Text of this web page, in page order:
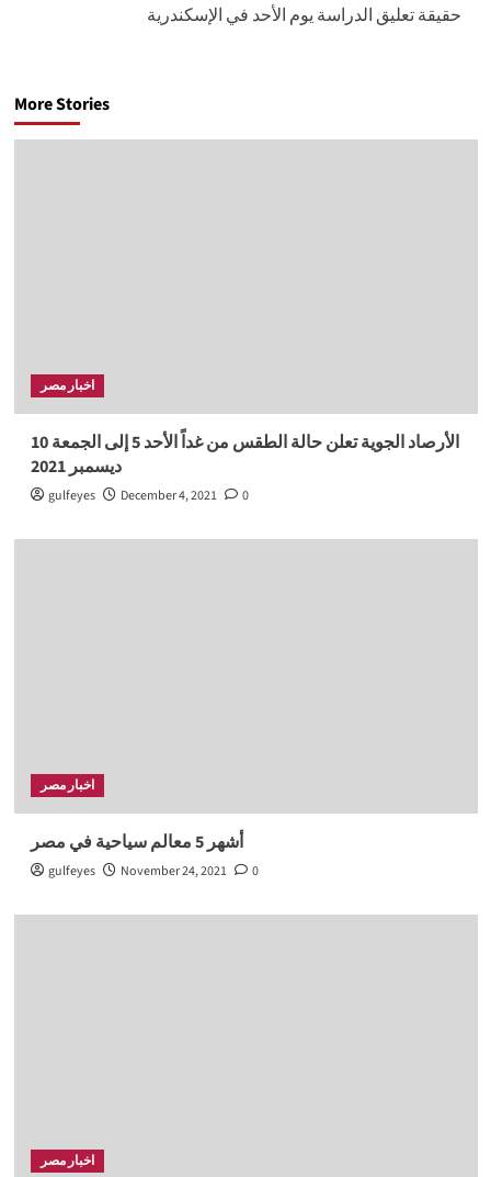
حقيقة تعليق الدراسة يوم الأحد في الإسكندرية
More Stories
اخبار مصر
الأرصاد الجوية تعلن حالة الطقس من غداً الأحد 5 إلى الجمعة 10
ديسمبر 2021
gulfeyes December 4, 2021 0
اخبار مصر
أشهر 5 معالم سياحية في مصر
gulfeyes November 24, 2021 0
اخبار مصر